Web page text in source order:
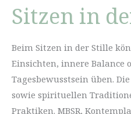
Sitzen in
Beim Sitzen in der Stille
Einsichten, innere Balance
Tagesbewusstsein üben.
sowie spirituellen
Praktiken. MBSR,